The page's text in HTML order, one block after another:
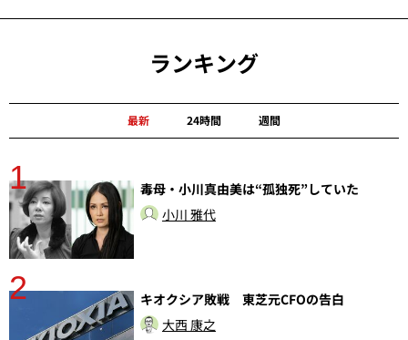
ランキング
最新 24時間 週間
1
毒母・小川真由美は“孤独死”していた
小川 雅代
2
キオクシア敗戦 東芝元CFOの告白
大西 康之